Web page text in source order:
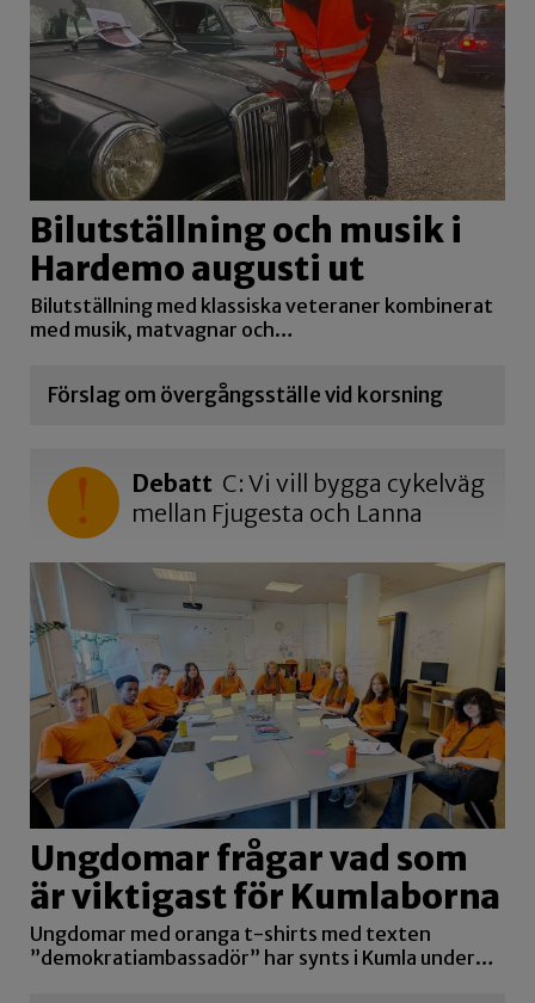
Bilutställning och musik i
Hardemo augusti ut
Bilutställning med klassiska veteraner kombinerat
med musik, matvagnar och…
Förslag om övergångsställe vid korsning
Debatt C: Vi vill bygga cykelväg
mellan Fjugesta och Lanna
Ungdomar frågar vad som
är viktigast för Kumlaborna
Ungdomar med oranga t-shirts med texten
”demokratiambassadör” har synts i Kumla under…